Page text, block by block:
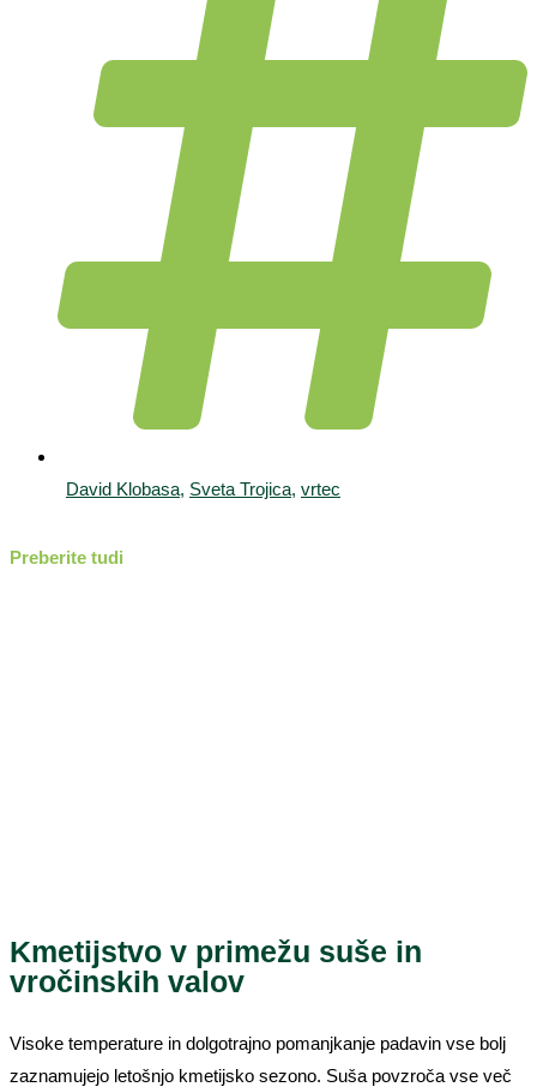
David Klobasa, Sveta Trojica, vrtec
Preberite tudi
Kmetijstvo v primežu suše in
vročinskih valov
Visoke temperature in dolgotrajno pomanjkanje padavin vse bolj
zaznamujejo letošnjo kmetijsko sezono. Suša povzroča vse več